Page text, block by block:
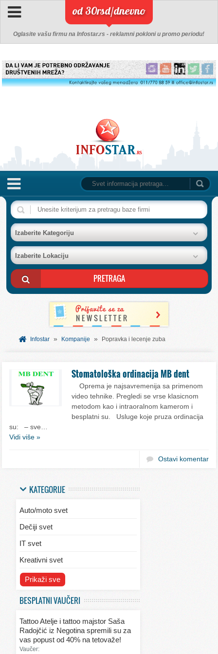
od 30rsd/dnevno
Oglasite vašu firmu na Infostar.rs - reklamni pokloni u promo periodu!
NASLOVNA
BAZA FIRMI
POSLOVNI OGLASI
AKCIJE I KATALOZI
BESPLATNI VAUČERI
SVET INFORMACIJA
Izaberite Kategoriju
Izaberite Lokaciju
Infostar » Kompanije » Popravka i lecenje zuba
Stomatološka ordinacija MB dent
Oprema je najsavremenija sa primenom
video tehnike. Pregledi se vrse klasicnom
metodom kao i intraoralnom kamerom i
besplatni su. Usluge koje pruza ordinacija
su: – sve…
Vidi više »
Ostavi komentar
KATEGORIJE
Auto/moto svet
Dečiji svet
IT svet
Kreativni svet
Svet ekologije
Svet kulinarstva
Svet lepote
Prikaži sve
BESPLATNI VAUČERI
Tattoo Atelje i tattoo majstor Saša
Radojčić iz Negotina spremili su za
vas popust od 40% na tetovaže!
Vaučer: